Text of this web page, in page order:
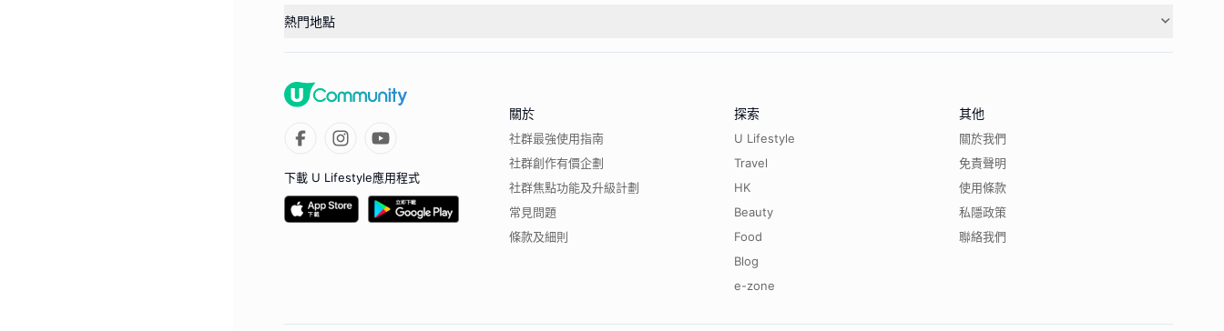
熱門地點
下載 U Lifestyle應用程式
關於
社群最強使用指南
社群創作有價企劃
社群焦點功能及升級計劃
常見問題
條款及細則
探索
U Lifestyle
Travel
HK
Beauty
Food
Blog
e-zone
其他
關於我們
免責聲明
使用條款
私隱政策
聯絡我們